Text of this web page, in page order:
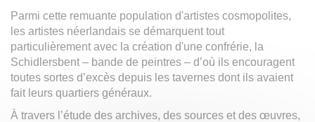
Parmi cette remuante population d'artistes cosmopolites,
les artistes néerlandais se démarquent tout
particulièrement avec la création d'une confrérie, la
Schidlersbent – bande de peintres – d’où ils encouragent
toutes sortes d’excès depuis les tavernes dont ils avaient
fait leurs quartiers généraux.
À travers l’étude des archives, des sources et des œuvres,